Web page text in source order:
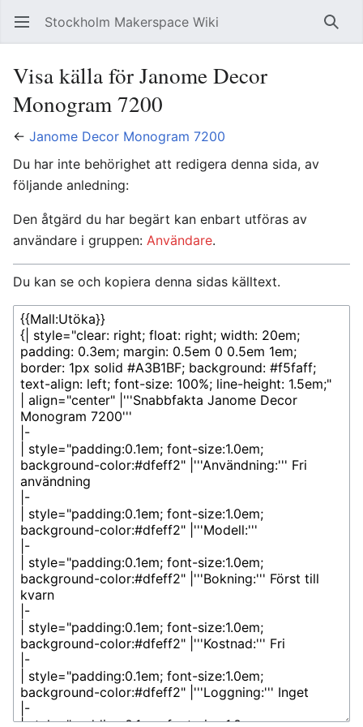
Öppna huvudmenyn Stockholm Makerspace Wiki Sök
Visa källa för Janome Decor
Monogram 7200
← Janome Decor Monogram 7200
Du har inte behörighet att redigera denna sida, av
följande anledning:
Den åtgärd du har begärt kan enbart utföras av
användare i gruppen: Användare.
Du kan se och kopiera denna sidas källtext.